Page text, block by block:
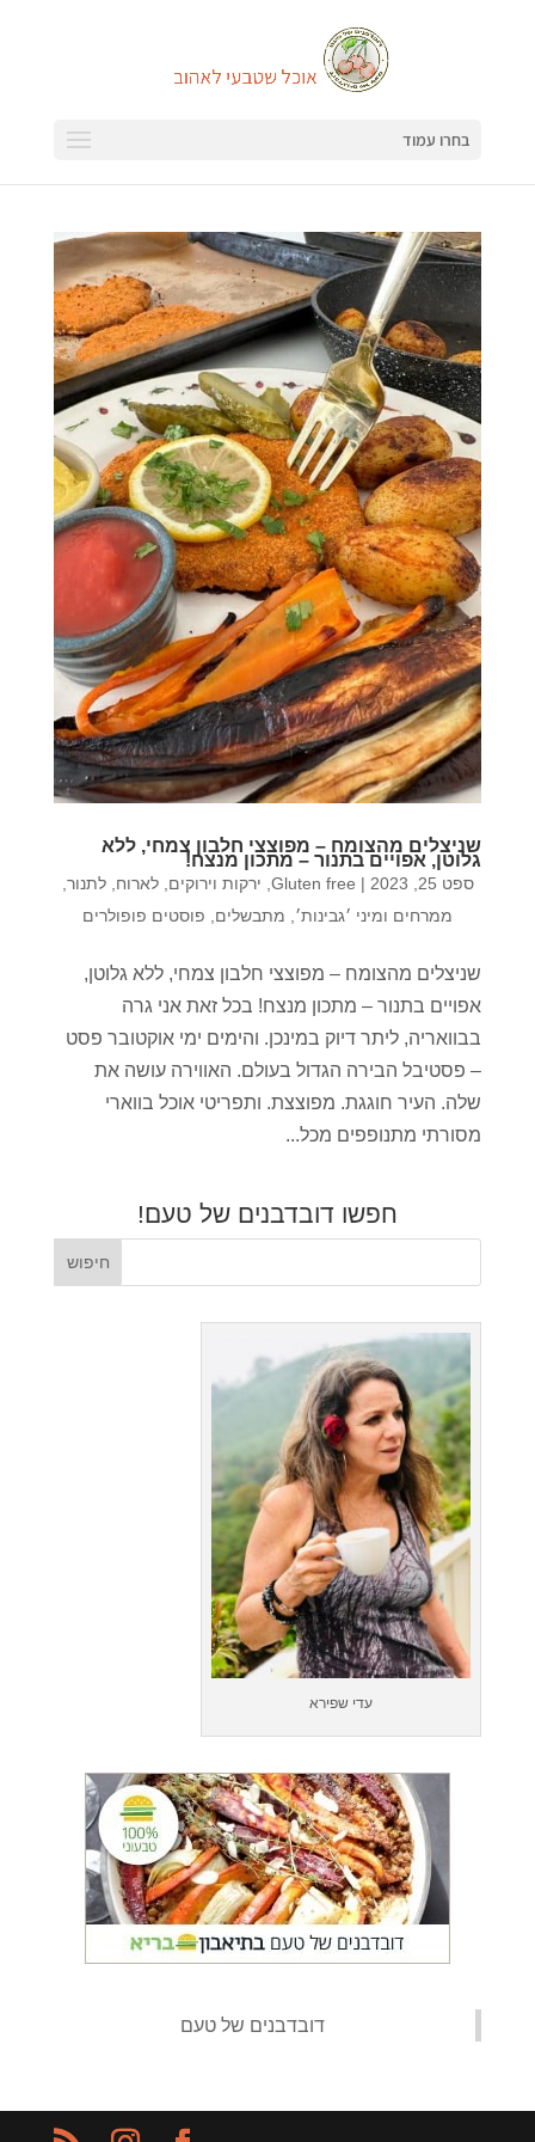
בחרו עמוד
שניצלים מהצומח – מפוצצי חלבון צמחי, ללא
גלוטן, אפויים בתנור – מתכון מנצח!
ספט 25, 2023 |
Gluten free ירקות וירוקים ,לארוח ,לתנור
ממרחים ומיני ׳גבינות׳
מתבשלים פוסטים פופולרים
שניצלים מהצומח – מפוצצי חלבון צמחי, ללא גלוטן,
אפויים בתנור – מתכון מנצח! בכל זאת אני גרה
בבוואריה, ליתר דיוק במינכן. והימים ימי אוקטובר פסט
– פסטיבל הבירה הגדול בעולם. האווירה עושה את
שלה. העיר חוגגת. מפוצצת. ותפריטי אוכל בווארי
מסורתי מתנופפים מכל...
חפשו דובדבנים של טעם!
עדי שפירא
‏דובדבנים של טעם‏